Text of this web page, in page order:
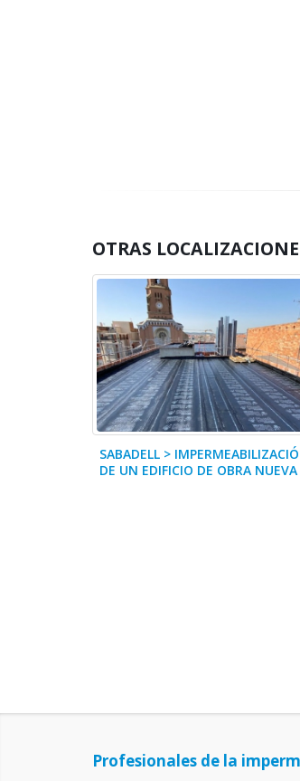
OTRAS
SABADELL >
DE UN EDIFICIO DE OBRA NUEVA
Profesionales de la